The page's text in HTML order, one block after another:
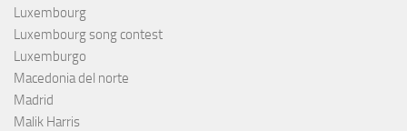
Luxembourg
Luxembourg song contest
Luxemburgo
Macedonia del norte
Madrid
Malik Harris